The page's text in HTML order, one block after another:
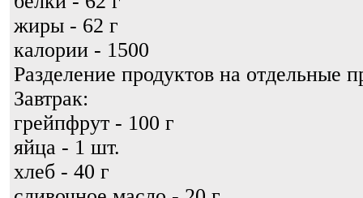
жиры - 62 г
калории - 1500
Разделение продуктов на отдельные
Завтрак:
грейпфрут - 100 г
яйца - 1 шт.
хлеб - 40 г